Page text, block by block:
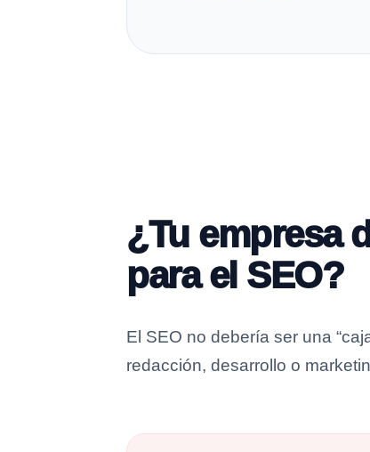
¿Tu empresa
para el SEO?
El SEO no debería ser una
redacción, desarrollo o